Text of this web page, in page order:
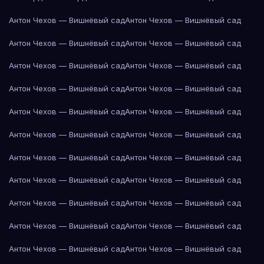
Антон Чехов — Вишнёвый садАнтон Чехов — Вишнёвый сад
Антон Чехов — Вишнёвый садАнтон Чехов — Вишнёвый сад
Антон Чехов — Вишнёвый садАнтон Чехов — Вишнёвый сад
Антон Чехов — Вишнёвый садАнтон Чехов — Вишнёвый сад
Антон Чехов — Вишнёвый садАнтон Чехов — Вишнёвый сад
Антон Чехов — Вишнёвый садАнтон Чехов — Вишнёвый сад
Антон Чехов — Вишнёвый садАнтон Чехов — Вишнёвый сад
Антон Чехов — Вишнёвый садАнтон Чехов — Вишнёвый сад
Антон Чехов — Вишнёвый садАнтон Чехов — Вишнёвый сад
Антон Чехов — Вишнёвый садАнтон Чехов — Вишнёвый сад
Антон Чехов — Вишнёвый садАнтон Чехов — Вишнёвый сад